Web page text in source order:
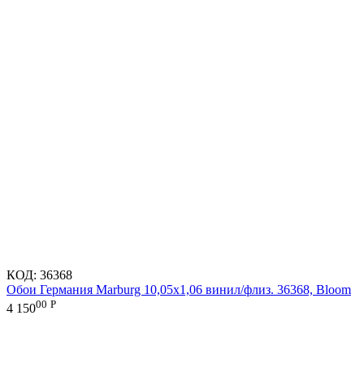
КОД: 36368
Обои Германия Marburg 10,05x1,06 винил/флиз. 36368, Bloom
4 15000 Р